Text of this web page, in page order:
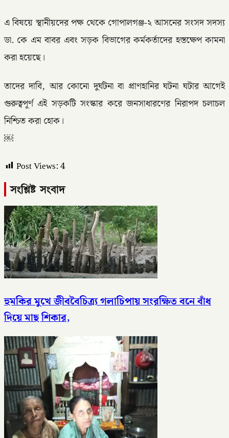
এ বিষয়ে স্থানীয়দের পক্ষ থেকে গোপালগঞ্জ-২ আসনের সংসদ সদস্য
ডা. কে এম বাবর এবং সড়ক বিভাগের কর্মকর্তাদের হস্তক্ষেপ কামনা
করা হয়েছে।
তাদের দাবি, আর কোনো দুর্ঘটনা বা প্রাণহানির ঘটনা ঘটার আগেই
গুরুত্বপূর্ণ এই সড়কটি সংস্কার করে জনসাধারণের নিরাপদ চলাচল
নিশ্চিত করা হোক।
￼
Post Views:4
সংশ্লিষ্ট সংবাদ
হুমকির মুখে জীববৈচিত্র্য গলাচিপায় সংরক্ষিত বনে বাঁধ
দিয়ে মাছ শিকার,